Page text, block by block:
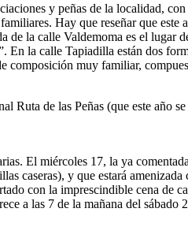
y peñas de la localidad,
Hay que reseñar que este
de la calle Valdemoma es el lugar
En la calle Tapiadilla están dos
composición muy familiar,
Ruta de las Peñas (que este año se
El miércoles 17, la ya
caseras), y que estará amenizada
con la imprescindible cena de
a las 7 de la mañana del sábado